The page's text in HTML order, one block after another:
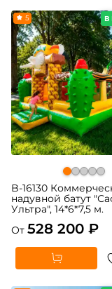
В
5
B-16130
надувной батут
Ультра", 14*6*7,5 м.
От 528 200 ₽